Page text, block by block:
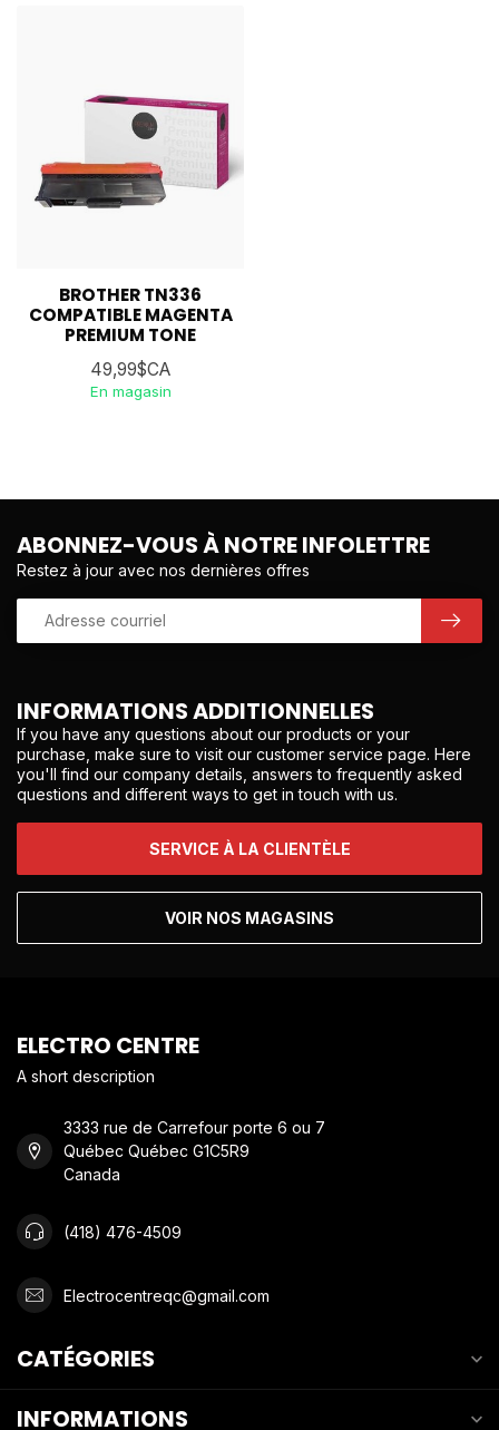
BROTHER TN336
COMPATIBLE MAGENTA
PREMIUM TONE
49,99$CA
En magasin
INFORMATIONS ADDITIONNELLES
If you have any questions about our products or your
purchase, make sure to visit our customer service page. Here
you'll find our company details, answers to frequently asked
questions and different ways to get in touch with us.
SERVICE À LA CLIENTÈLE
VOIR NOS MAGASINS
ABONNEZ-VOUS À NOTRE INFOLETTRE
Restez à jour avec nos dernières offres
ELECTRO CENTRE
A short description
3333 rue de Carrefour porte 6 ou 7
Québec Québec G1C5R9
Canada
(418) 476-4509
Electrocentreqc@gmail.com
CATÉGORIES
INFORMATIONS